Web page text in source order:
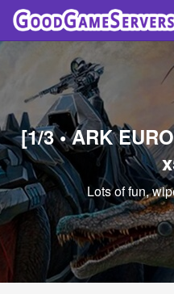
[1/3 • ARK
Lots of fun,